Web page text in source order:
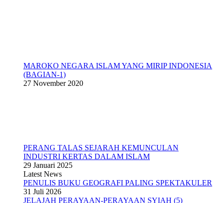
MAROKO NEGARA ISLAM YANG MIRIP INDONESIA
(BAGIAN-1)
27 November 2020
PERANG TALAS SEJARAH KEMUNCULAN
INDUSTRI KERTAS DALAM ISLAM
29 Januari 2025
Latest News
PENULIS BUKU GEOGRAFI PALING SPEKTAKULER
31 Juli 2026
JELAJAH PERAYAAN-PERAYAAN SYIAH (5)